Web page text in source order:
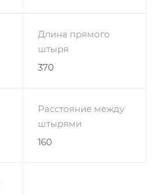
Длина прямого
штыря
370
Расстояние между
штырями
160